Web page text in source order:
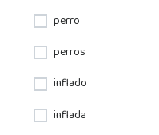
perro
perros
inflado
inflada